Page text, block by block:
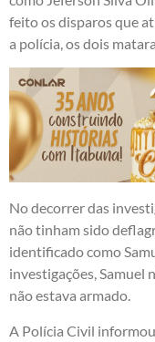
feito os disparos que
a polícia, os dois
No decorrer das
não tinham sido
identificado como
investigações, Samuel
não estava armado.
A Polícia Civil